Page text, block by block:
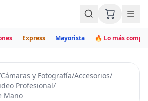
Express Mayorista 🔥 Lo más
Cámaras y Fotografía/Accesorios/
Profesional/
Mano